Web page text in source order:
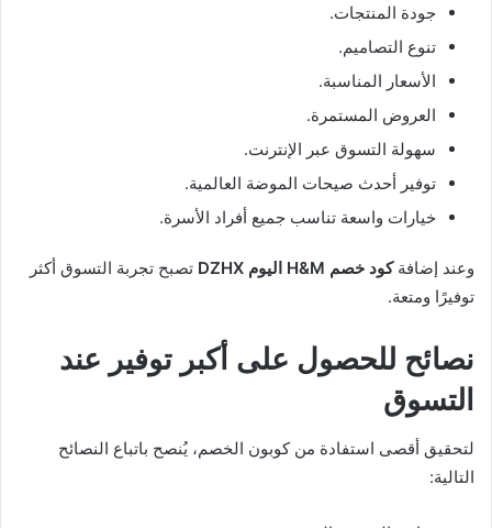
جودة المنتجات.
تنوع التصاميم.
الأسعار المناسبة.
العروض المستمرة.
سهولة التسوق عبر الإنترنت.
توفير أحدث صيحات الموضة العالمية.
خيارات واسعة تناسب جميع أفراد الأسرة.
وعند إضافةكود خصم H&M اليوم DZHX
تصبح تجربة التسوق أكثر
توفيرًا ومتعة.
نصائح للحصول على أكبر توفير عند
التسوق
لتحقيق أقصى استفادة من كوبون الخصم، يُنصح باتباع النصائح
التالية: